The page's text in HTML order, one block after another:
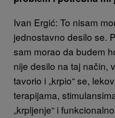
Ivan Ergić: To nisam
jednostavno desilo se.
sam morao da budem
nije desilo na taj način,
tavorio i „krpio“ se,
terapijama,
„krpljenje“ i